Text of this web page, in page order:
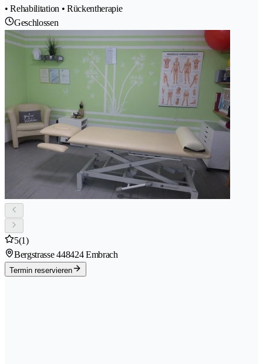
• Rehabilitation • Rückentherapie
Geschlossen
5(1)
Bergstrasse 448424 Embrach
Termin reservieren